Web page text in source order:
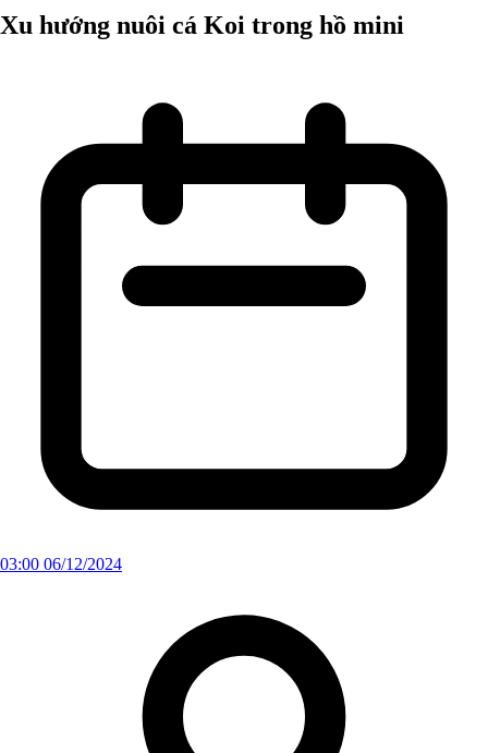
Xu hướng nuôi cá Koi trong hồ mini
03:00 06/12/2024